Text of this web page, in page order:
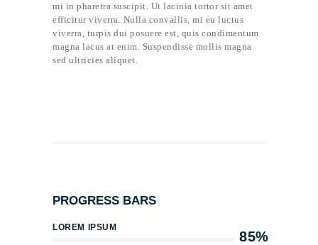
mi in pharetra suscipit. Ut lacinia tortor sit amet
efficitur viverra. Nulla convallis, mi eu luctus
viverra, turpis dui posuere est, quis condimentum
magna lacus at enim. Suspendisse mollis magna
sed ultricies aliquet.
PROGRESS BARS
LOREM IPSUM
85%